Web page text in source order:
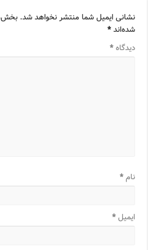
نشانی ایمیل شما منتشر نخواهد شد.
شده‌اند*
دیدگاه*
نام*
ایمیل*